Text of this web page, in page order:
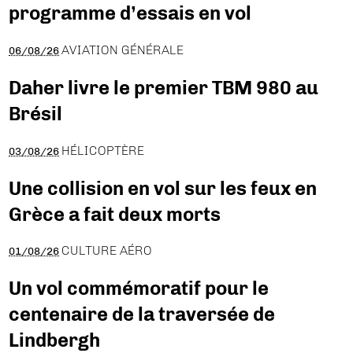
programme d’essais en vol
06/08/26 AVIATION GÉNÉRALE
Daher livre le premier TBM 980 au
Brésil
03/08/26 HÉLICOPTÈRE
Une collision en vol sur les feux en
Grèce a fait deux morts
01/08/26 CULTURE AÉRO
Un vol commémoratif pour le
centenaire de la traversée de
Lindbergh